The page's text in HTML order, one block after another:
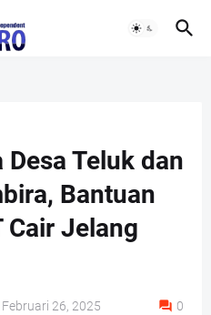
Desa Teluk dan
Bantuan
Cair Jelang
Februari 26, 2025 0